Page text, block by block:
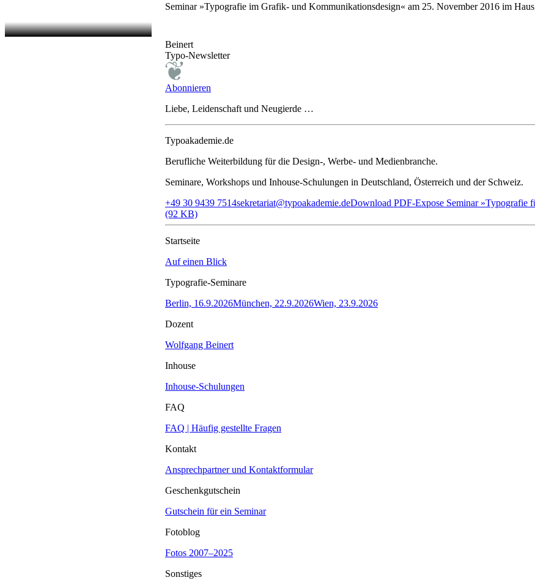
Seminar »Typografie im Grafik- und Kommunikationsdesign« am 25. November 2016 im
Beinert
Typo-Newsletter
Abonnieren
Liebe, Leidenschaft und Neugierde …
Typoakademie.de
Berufliche Weiterbildung für die Design-, Werbe- und Medienbranche.
Seminare, Workshops und Inhouse-Schulungen in Deutschland, Österreich und der Schweiz.
+49 30 9439 7514sekretariat@typoakademie.deDownload PDF-Expose Seminar »Typografie
(92 KB)
Startseite
Auf einen Blick
Typografie-Seminare
Berlin, 16.9.2026München, 22.9.2026Wien, 23.9.2026
Dozent
Wolfgang Beinert
Inhouse
Inhouse-Schulungen
FAQ
FAQ | Häufig gestellte Fragen
Kontakt
Ansprechpartner und Kontaktformular
Geschenkgutschein
Gutschein für ein Seminar
Fotoblog
Fotos 2007–2025
Sonstiges